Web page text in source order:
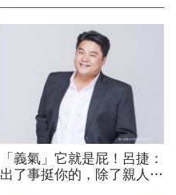
「義氣」它就是屁！呂捷：
出了事挺你的，除了親人和